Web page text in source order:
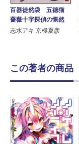
百器徒然袋 五徳猫
薔薇十字探偵の慨然
志水アキ 京極夏彦
この著者の商品